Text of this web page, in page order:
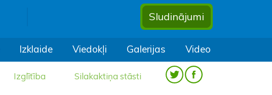
Sludinājumi
Izklaide Viedokļi Galerijas Video
Izglītība Silakaktiņa stāsti